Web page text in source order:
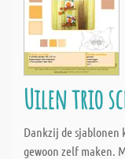
Uilen trio
Dankzij de
gewoon zelf maken.